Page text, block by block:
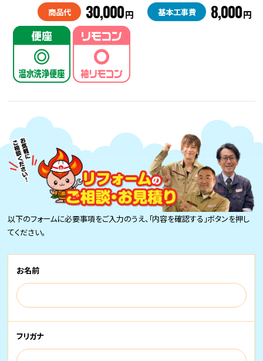
商品代 30,000円 基本工事費 8,000円
以下のフォームに必要事項をご入力のうえ、「内容を確認する」ボタンを押し
てください。
お名前
フリガナ